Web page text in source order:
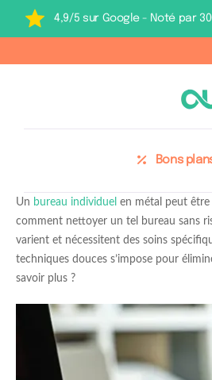
4,9/5 sur Google - Noté par
Bons
Un bureau individuel en métal peut
comment nettoyer un tel bureau sans
varient et nécessitent des soins
techniques douces s’impose pour
savoir plus ?